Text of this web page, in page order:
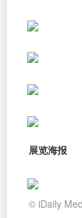
展览海报
© iDaily